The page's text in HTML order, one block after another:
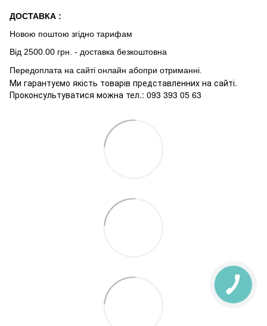
ДОСТАВКА :
Новою поштою згідно тарифам
Від 2500.00 грн. - доставка безкоштовна
Передоплата на сайті онлайн абопри отриманні.
Ми гарантуємо якість товарів представленних на сайті.
Проконсультуватися можна тел.: 093 393 05 63